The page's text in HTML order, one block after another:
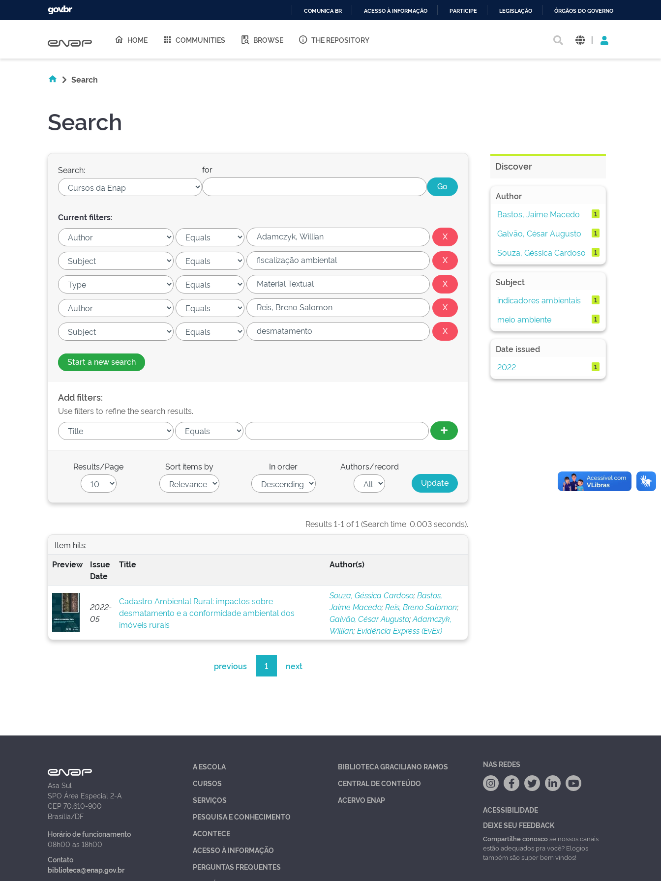
O
COMUNICA BR ACESSO À INFORMAÇÃO PARTICIPE LEGISLAÇÃO ÓRGÃOS DO GOVERNO
HOME COMMUNITIES BROWSE THE REPOSITORY |
Search
Search
Search: for
Current filters:
Start a new search
Add filters:
Use filters to refine the search results.
Results/Page Sort items by In order Authors/record
Results 1-1 of 1 (Search time: 0.003 seconds).
Item hits:
Preview
Issue
Date
Title Author(s)
2022-
05
Cadastro Ambiental Rural: impactos sobre
desmatamento e a conformidade ambiental dos
imóveis rurais
Souza, Géssica Cardoso;Bastos,
Jaime Macedo;Reis, Breno Salomon;
Galvão, César Augusto;Adamczyk,
Willian;Evidência Express (EvEx)
previous 1 next
Discover
Author
Bastos, Jaime Macedo
1
Galvão, César Augusto 1
Souza, Géssica Cardoso 1
Subject
indicadores ambientais
1
meio ambiente 1
Date issued
2022
1
Asa Sul
SPO Área Especial 2-A
CEP 70.610-900
Brasília/DF
Horário de funcionamento
08h00 às 18h00
Contato
biblioteca@enap.gov.br
A ESCOLA
CURSOS
SERVIÇOS
PESQUISA E CONHECIMENTO
ACONTECE
ACESSO À INFORMAÇÃO
PERGUNTAS FREQUENTES
BIBLIOTECA GRACILIANO RAMOS
CENTRAL DE CONTEÚDO
ACERVO ENAP
NAS REDES
ACESSIBILIDADE
DEIXE SEU FEEDBACK
Compartilhe conoscose nossos canais
estão adequados pra você? Elogios
também são super bem vindos!